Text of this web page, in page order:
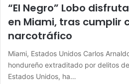
“El Negro” Lobo
en Miami, tras cumplir
narcotráfico
Miami, Estados Unidos Carlos
hondureño extraditado por delitos
Estados Unidos, ha…